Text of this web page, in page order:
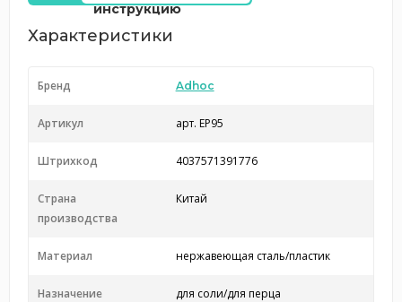
инструкцию
Характеристики
Бренд Adhoc
Артикул арт. EP95
Штрихкод 4037571391776
Страна
производства
Китай
Материал нержавеющая сталь/пластик
Назначение для соли/для перца